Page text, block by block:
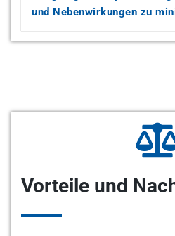
und Nebenwirkungen zu
Vorteile und